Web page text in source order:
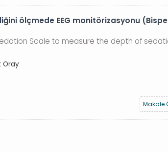
ölçmede EEG monitörizasyonu
Scale to measure the depth of
Oray
Makale